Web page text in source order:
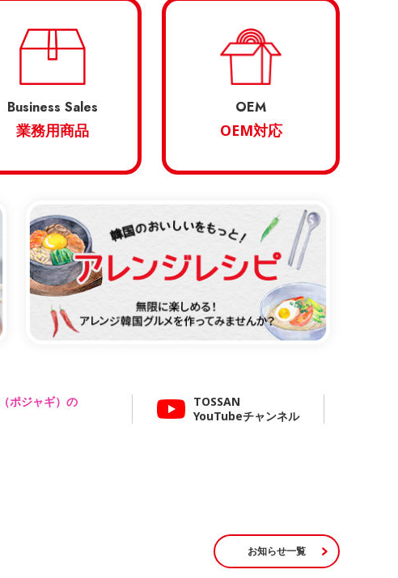
Business Sales
業務用商品
OEM
OEM対応
（ポジャギ）の
TOSSAN
YouTubeチャンネル
お知らせ一覧